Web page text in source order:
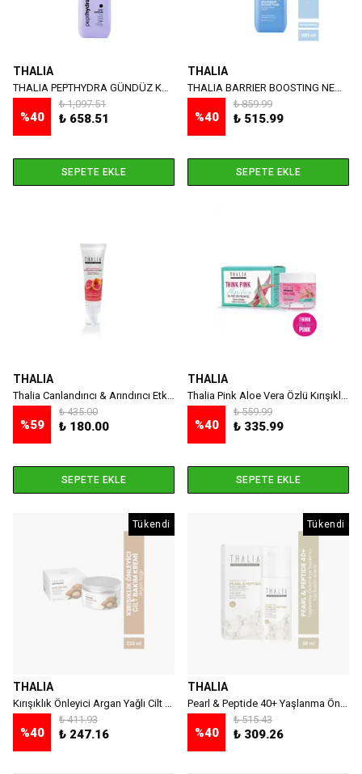
THALIA
THALIA PEPTHYDRA GÜNDÜZ KREMİ 50 ML
%40
₺ 1,097.51
₺ 658.51
SEPETE EKLE
THALIA
THALIA BARRIER BOOSTING NEMLENDİRİCİ KREM 50 ML
%40
₺ 859.99
₺ 515.99
SEPETE EKLE
THALIA
Thalia Canlandırıcı & Arındırıcı Etkili Pembe Greyfurt Özlü Yüz Bakım Kremi 50ml
%59
₺ 435.00
₺ 180.00
SEPETE EKLE
THALIA
Thalia Pink Aloe Vera Özlü Kırışıklık & Nemlendirmeye Yardımcı Yüz Bakım Jel Krem 50ml
%40
₺ 559.99
₺ 335.99
SEPETE EKLE
Tükendi
THALIA
Kırışıklık Önleyici Argan Yağlı Cilt Bakım Kremi - 250 ml Yoğun Nem
%40
₺ 411.93
₺ 247.16
Tükendi
THALIA
Pearl & Peptide 40+ Yaşlanma Önlemeye Yardımcı Yüz Bakım Kremi - 50 Ml
%40
₺ 515.43
₺ 309.26